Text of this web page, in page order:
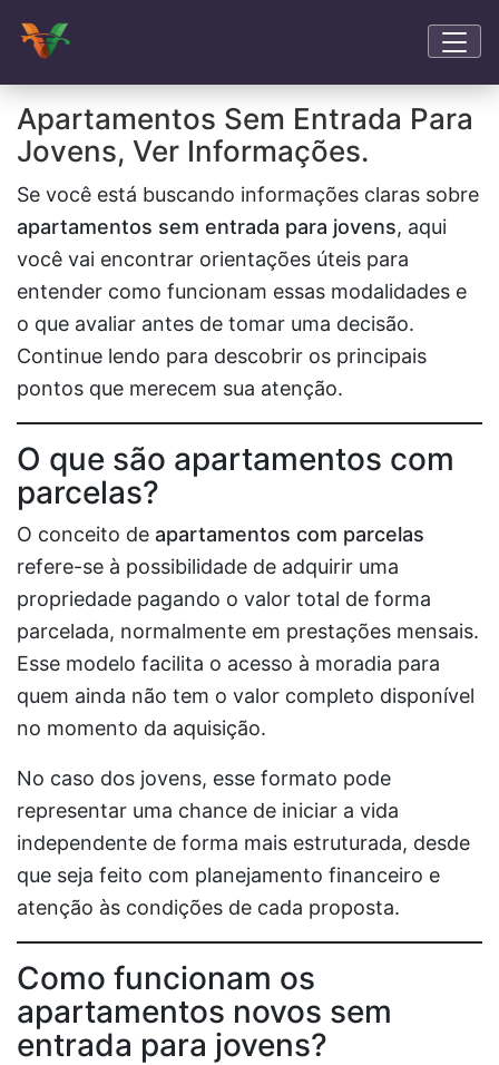
Apartamentos Sem Entrada Para
Jovens, Ver Informações.
Se você está buscando informações claras sobre
apartamentos sem entrada para jovens, aqui
você vai encontrar orientações úteis para
entender como funcionam essas modalidades e
o que avaliar antes de tomar uma decisão.
Continue lendo para descobrir os principais
pontos que merecem sua atenção.
O que são apartamentos com
parcelas?
O conceito de apartamentos com parcelas
refere-se à possibilidade de adquirir uma
propriedade pagando o valor total de forma
parcelada, normalmente em prestações mensais.
Esse modelo facilita o acesso à moradia para
quem ainda não tem o valor completo disponível
no momento da aquisição.
No caso dos jovens, esse formato pode
representar uma chance de iniciar a vida
independente de forma mais estruturada, desde
que seja feito com planejamento financeiro e
atenção às condições de cada proposta.
Como funcionam os
apartamentos novos sem
entrada para jovens?